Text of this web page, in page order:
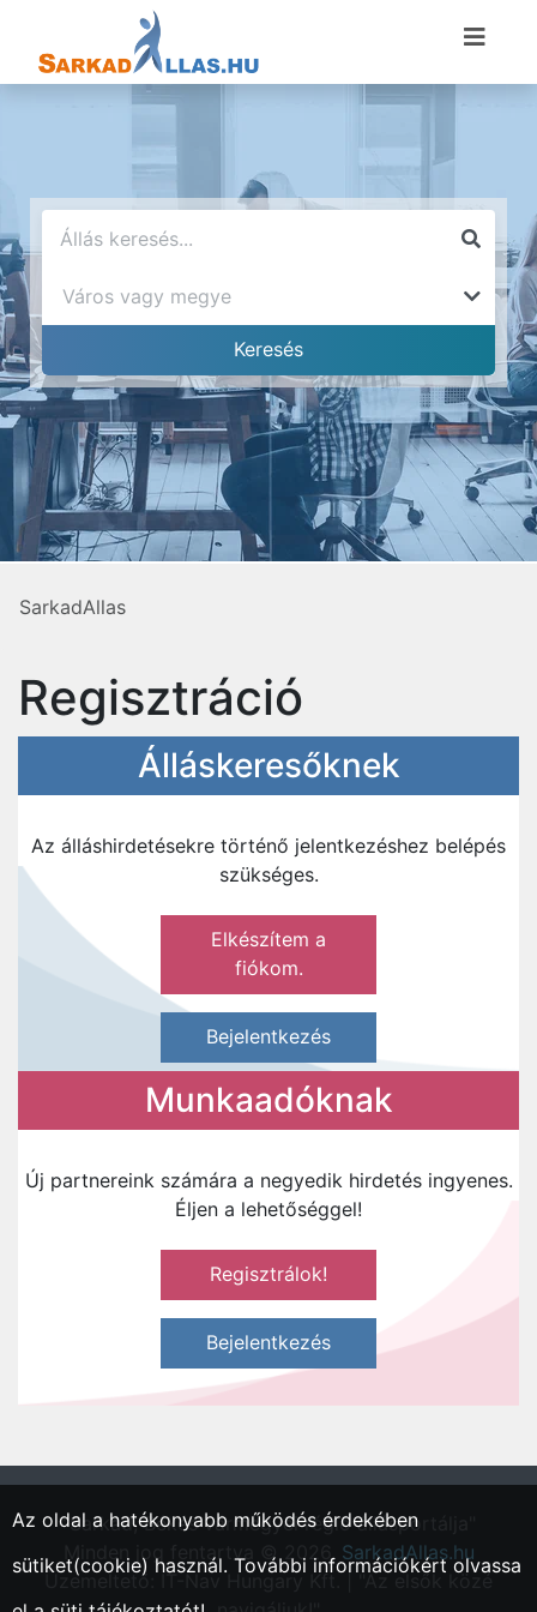
SarkadAllas
Regisztráció
Álláskeresőknek
Az álláshirdetésekre történő jelentkezéshez belépés
szükséges.
Elkészítem a
fiókom.
Bejelentkezés
Munkaadóknak
Új partnereink számára a negyedik hirdetés ingyenes.
Éljen a lehetőséggel!
Regisztrálok!
Bejelentkezés
"Sarkad, Békés vármegyei régió állásportálja"
Minden jog fentartva © 2026. SarkadAllas.hu
Üzemeltető: IT-Nav Hungary Kft. | "Az elsők közé
Az oldal a hatékonyabb működés érdekében
sütiket(cookie) használ. További információkért olvassa